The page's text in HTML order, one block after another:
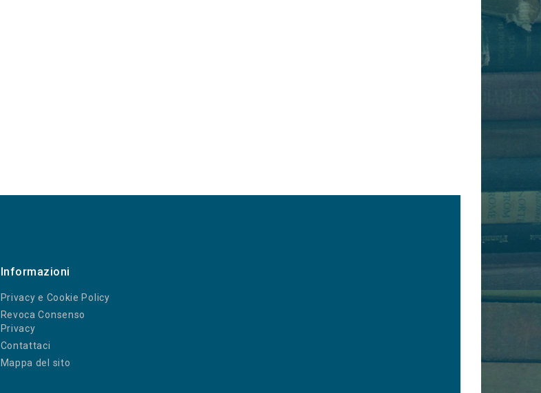
Informazioni
Privacy e Cookie Policy
Revoca Consenso
Privacy
Contattaci
Mappa del sito